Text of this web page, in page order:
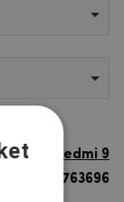
Xiaomi Redmi 9
8596579763696